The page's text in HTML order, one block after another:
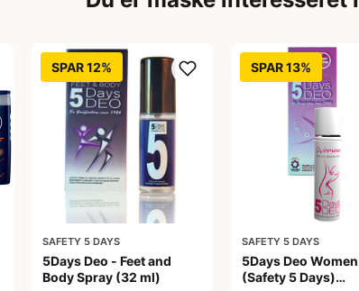
SPAR 12%
SAFETY 5 DAYS
5Days Deo - Feet and
Body Spray (32 ml)
SPAR 13%
SAFETY 5 DAYS
5Days Deo Women
(Safety 5 Days)